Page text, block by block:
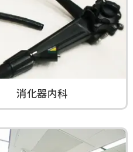
消化器内科